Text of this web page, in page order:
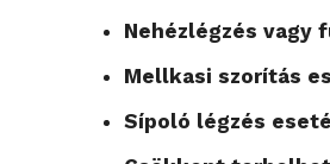
Nehézlégzés vagy
Mellkasi szorítás
Sípoló légzés